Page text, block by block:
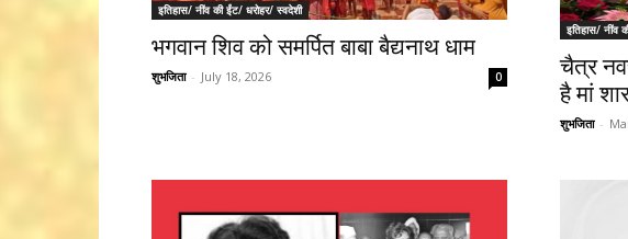
इतिहास/ नींव की ईंट/ धरोहर/ स्वदेशी
भगवान शिव को समर्पित बाबा बैद्यनाथ धाम
शुभजिता - July 18, 2026 0
इतिहास/ नींव
चैत्र
है मां
शुभजिता -